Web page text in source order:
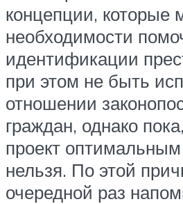
концепции, которые
необходимости
идентификации
при этом не быть
отношении
граждан, однако
проект оптимальным
нельзя. По этой
очередной раз